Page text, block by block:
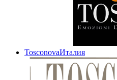
TosconovaИталия